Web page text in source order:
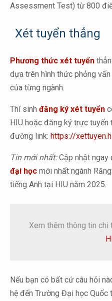
Assessment Test) từ 800
Xét tuyển thẳng
Phương thức xét tuyển
dựa trên hình thức phỏng
của từng ngành.
Thí sinh đăng ký xét tuyển
HIU hoặc đăng ký trực
đường link: https://
Tin mới nhất:Cập nhật ngay
đại học mới nhất ngành
tiếng Anh tại HIU năm 2025.
Xem thêm thông tin chi
Nếu bạn có bất cứ câu hỏi
hệ đến Trường Đại học Quốc